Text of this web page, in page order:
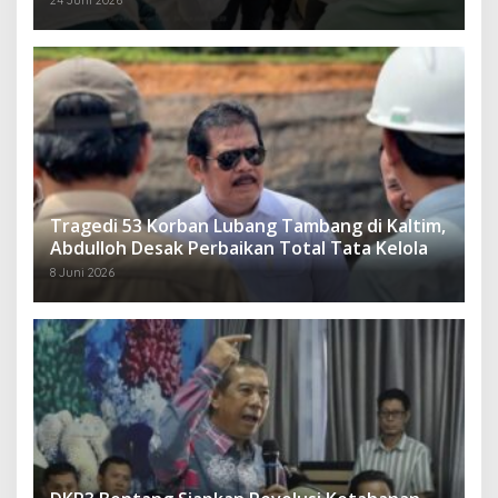
Tragedi 53 Korban Lubang Tambang di Kaltim,
Abdulloh Desak Perbaikan Total Tata Kelola
8 Juni 2026